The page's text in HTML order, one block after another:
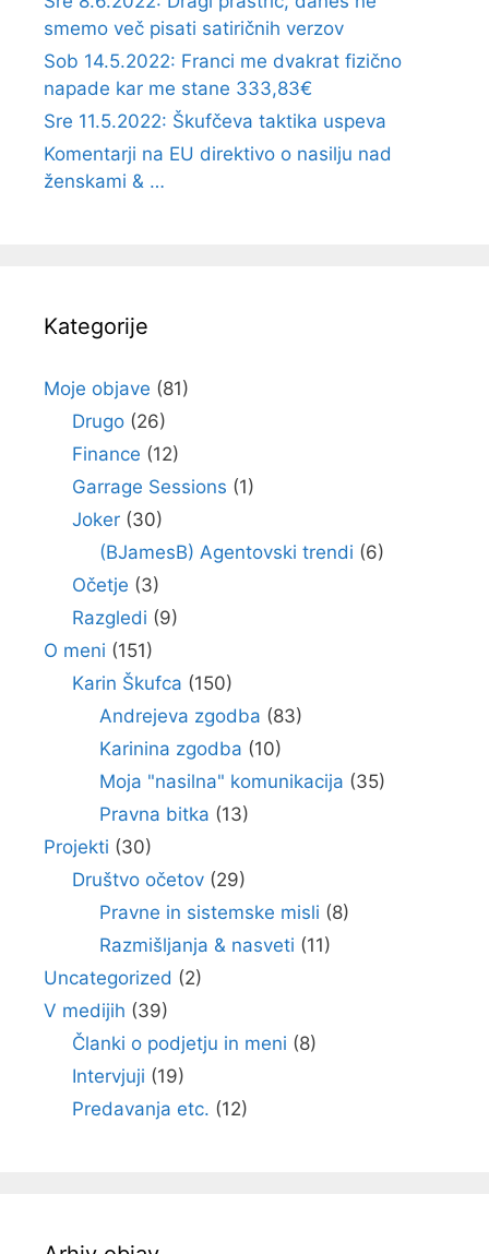
smemo več pisati satiričnih verzov
Sob 14.5.2022: Franci me dvakrat fizično
napade kar me stane 333,83€
Sre 11.5.2022: Škufčeva taktika uspeva
Komentarji na EU direktivo o nasilju nad
ženskami & …
Kategorije
Moje objave (81)
Drugo(26)
Finance (12)
Garrage Sessions (1)
Joker(30)
(BJamesB) Agentovski trendi (6)
Očetje (3)
Razgledi (9)
O meni (151)
Karin Škufca (150)
Andrejeva zgodba (83)
Karinina zgodba (10)
Moja "nasilna" komunikacija (35)
Pravna bitka (13)
Projekti (30)
Društvo očetov(29)
Pravne in sistemske misli (8)
Razmišljanja & nasveti (11)
Uncategorized (2)
V medijih (39)
Članki o podjetju in meni (8)
Intervjuji (19)
Predavanja etc. (12)